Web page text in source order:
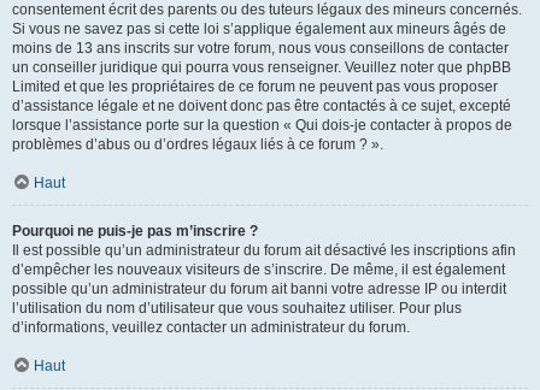
consentement écrit des parents ou des tuteurs légaux des mineurs concernés.
Si vous ne savez pas si cette loi s’applique également aux mineurs âgés de
moins de 13 ans inscrits sur votre forum, nous vous conseillons de contacter
un conseiller juridique qui pourra vous renseigner. Veuillez noter que phpBB
Limited et que les propriétaires de ce forum ne peuvent pas vous proposer
d’assistance légale et ne doivent donc pas être contactés à ce sujet, excepté
lorsque l’assistance porte sur la question « Qui dois-je contacter à propos de
problèmes d’abus ou d’ordres légaux liés à ce forum ? ».
Haut
Pourquoi ne puis-je pas m’inscrire ?
Il est possible qu’un administrateur du forum ait désactivé les inscriptions afin
d’empêcher les nouveaux visiteurs de s’inscrire. De même, il est également
possible qu’un administrateur du forum ait banni votre adresse IP ou interdit
l’utilisation du nom d’utilisateur que vous souhaitez utiliser. Pour plus
d’informations, veuillez contacter un administrateur du forum.
Haut